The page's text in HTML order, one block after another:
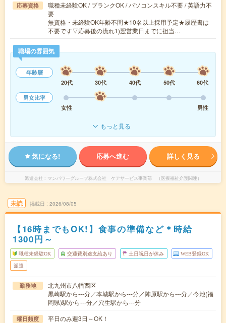
応募資格
職種未経験OK / ブランクOK / パソコンスキル不要 / 英語力不
要
無資格・未経験OK年齢不問★10名以上採用予定★履歴書は
不要です▽応募後の流れ1)翌営業日までに担当…
職場の雰囲気
年齢層
20代
30代 40代 50代
60代
男女比率
女性
男性
もっと見る
気になる! 応募へ進む 詳しく見る
派遣会社 マンパワーグループ株式会社 ケアサービス事業部 （医療福祉介護関連）
未読 掲載日 2026/08/05
【16時までもOK!】食事の準備など＊時給
1300円～
職種未経験OK 交通費別途支給あり 土日祝日が休み WEB登録OK
派遣
勤務地
北九州市八幡西区
黒崎駅から---分／本城駅から---分／陣原駅から---分／今池(福
岡県)駅から---分／穴生駅から---分
曜日頻度 平日のみ週3日～OK！